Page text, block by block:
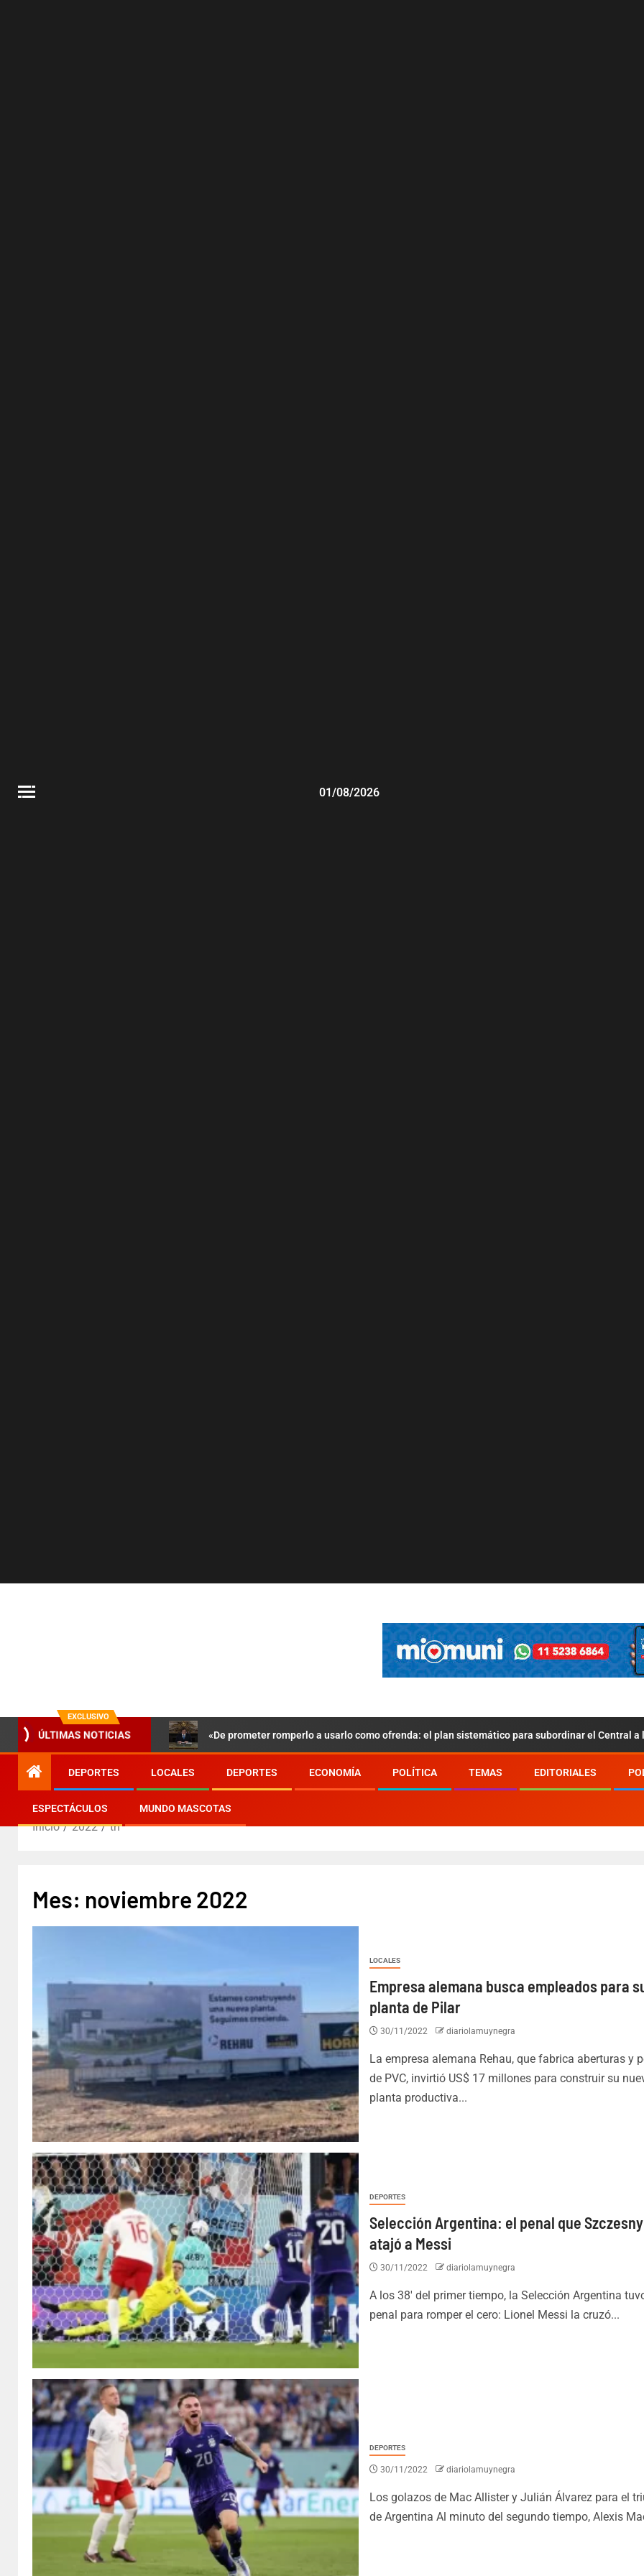
01/08/2026
EXCLUSIVO
ÚLTIMAS NOTICIAS «De prometer romperlo a usarlo como ofrenda: el plan sistemático para subordinar el Central a
DEPORTES LOCALES DEPORTES ECONOMÍA POLÍTICA TEMAS EDITORIALES
ESPECTÁCULOS MUNDO MASCOTAS
Inicio 2022 th
Mes: noviembre 2022
LOCALES
Empresa alemana busca empleados para
planta de Pilar
30/11/2022 diariolamuynegra
La empresa alemana Rehau, que fabrica aberturas y
de PVC, invirtió US$ 17 millones para construir su
planta productiva...
DEPORTES
Selección Argentina: el penal que
atajó a Messi
30/11/2022 diariolamuynegra
A los 38' del primer tiempo, la Selección Argentina
penal para romper el cero: Lionel Messi la cruzó...
DEPORTES
30/11/2022 diariolamuynegra
Los golazos de Mac Allister y Julián Álvarez para el
de Argentina Al minuto del segundo tiempo, Alexis